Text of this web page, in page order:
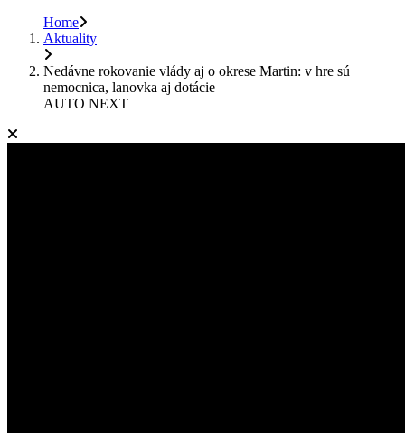
Home
Aktuality
Nedávne rokovanie vlády aj o okrese Martin: v hre sú
nemocnica, lanovka aj dotácie
AUTO NEXT